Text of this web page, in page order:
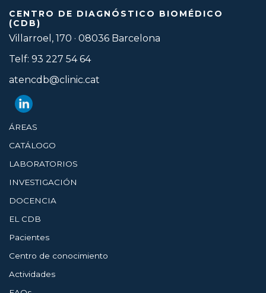
CENTRO DE DIAGNÓSTICO BIOMÉDICO
(CDB)
Villarroel, 170 · 08036 Barcelona
Telf: 93 227 54 64
atencdb@clinic.cat
ÁREAS
CATÁLOGO
LABORATORIOS
INVESTIGACIÓN
DOCENCIA
EL CDB
Pacientes
Centro de conocimiento
Actividades